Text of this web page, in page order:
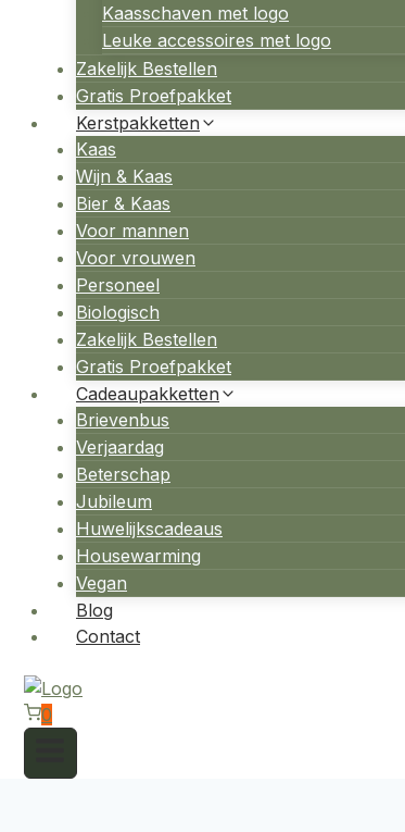
Kaasschaven met logo
Leuke accessoires met logo
Zakelijk Bestellen
Gratis Proefpakket
Kerstpakketten
Kaas
Wijn & Kaas
Bier & Kaas
Voor mannen
Voor vrouwen
Personeel
Biologisch
Zakelijk Bestellen
Gratis Proefpakket
Cadeaupakketten
Brievenbus
Verjaardag
Beterschap
Jubileum
Huwelijkscadeaus
Housewarming
Vegan
Blog
Contact
0